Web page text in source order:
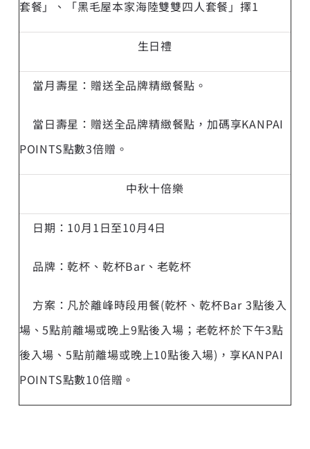
套餐」、「黑毛屋本家海陸雙雙四人套餐」擇1
生日禮
當月壽星：贈送全品牌精緻餐點。
當日壽星：贈送全品牌精緻餐點，加碼享KANPAI
POINTS點數3倍贈。
中秋十倍樂
日期：10月1日至10月4日
品牌：乾杯、乾杯Bar、老乾杯
方案：凡於離峰時段用餐(乾杯、乾杯Bar 3點後入
場、5點前離場或晚上9點後入場；老乾杯於下午3點
後入場、5點前離場或晚上10點後入場)，享KANPAI
POINTS點數10倍贈。